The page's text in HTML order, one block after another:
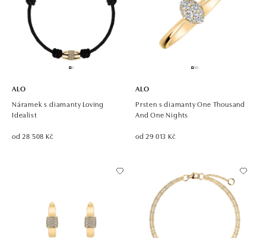
ALO
Náramek s diamanty Loving
Idealist
od 28 508 Kč
ALO
Prsten s diamanty One Thousand
And One Nights
od 29 013 Kč